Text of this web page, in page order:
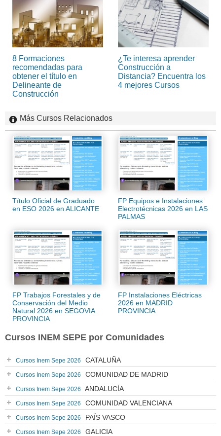
8 Formaciones
recomendadas para
obtener el título en
Delineante de
Construcción
¿Te interesa aprender
Construcción a
Distancia? Encuentra los
4 mejores Cursos
Más Cursos Relacionados
Título Oficial de Graduado
en ESO 2026 en ALICANTE
FP Equipos e Instalaciones
Electrotécnicas 2026 en LAS
PALMAS
FP Trabajos Forestales y de
Conservación del Medio
Natural 2026 en SEGOVIA
PROVINCIA
FP Instalaciones Eléctricas
2026 en MADRID
PROVINCIA
Cursos INEM SEPE por Comunidades
Cursos Inem Sepe 2026 CATALUÑA
Cursos Inem Sepe 2026 COMUNIDAD DE MADRID
Cursos Inem Sepe 2026 ANDALUCÍA
Cursos Inem Sepe 2026 COMUNIDAD VALENCIANA
Cursos Inem Sepe 2026 PAÍS VASCO
Cursos Inem Sepe 2026 GALICIA